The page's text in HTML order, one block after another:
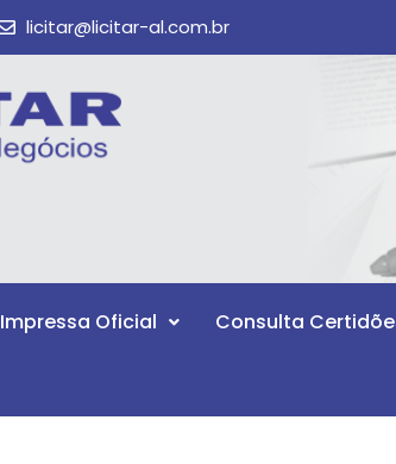
licitar@licitar-al.com.br
Impressa Oficial Consulta